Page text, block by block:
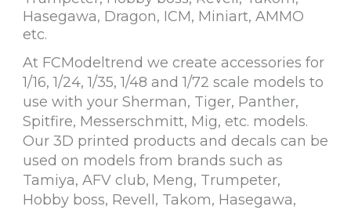
Hasegawa, Dragon, ICM, Miniart, AMMO
etc.
At FCModeltrend we create accessories for
1/16, 1/24, 1/35, 1/48 and 1/72 scale models to
use with your Sherman, Tiger, Panther,
Spitfire, Messerschmitt, Mig, etc. models.
Our 3D printed products and decals can be
used on models from brands such as
Tamiya, AFV club, Meng, Trumpeter,
Hobby boss, Revell, Takom, Hasegawa,